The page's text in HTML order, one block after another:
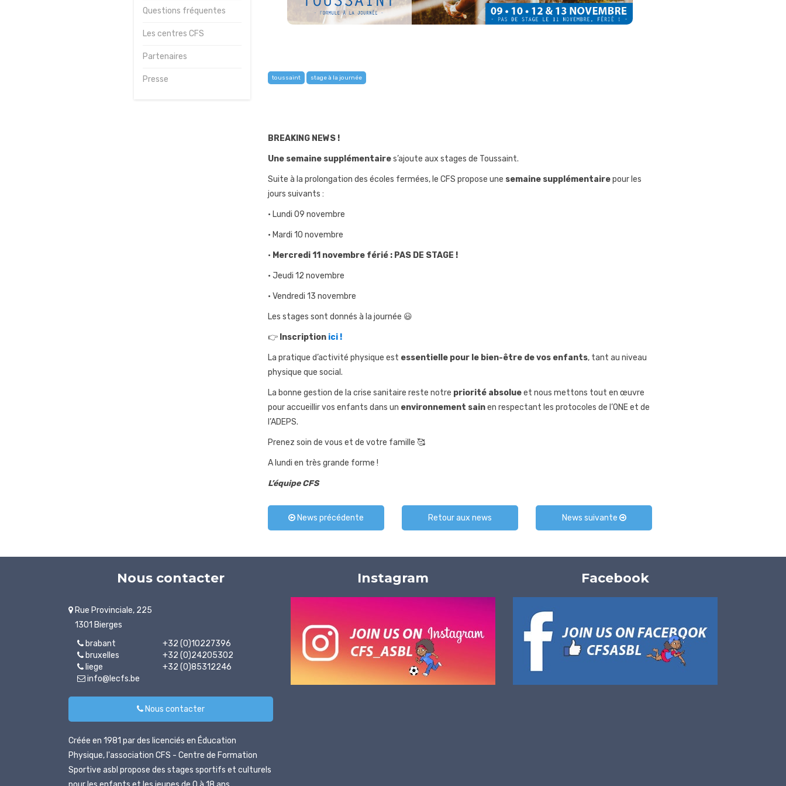
Questions fréquentes
Les centres CFS
Partenaires
Presse toussaint stage à la journée
BREAKING NEWS !
Une semaine supplémentaires’ajoute aux stages de Toussaint.
Suite à la prolongation des écoles fermées, le CFS propose une semaine supplémentairepour les
jours suivants :
• Lundi 09 novembre
• Mardi 10 novembre
• Mercredi 11 novembre férié : PAS DE STAGE !
• Jeudi 12 novembre
• Vendredi 13 novembre
Les stages sont donnés à la journée 😃
👉 Inscription ici !
La pratique d’activité physique est essentielle pour le bien-être de vos enfants, tant au niveau
physique que social.
La bonne gestion de la crise sanitaire reste notre priorité absolueet nous mettons tout en œuvre
pour accueillir vos enfants dans un environnement sainen respectant les protocoles de l’ONE et de
l’ADEPS.
Prenez soin de vous et de votre famille 🥰
A lundi en très grande forme !
L’équipe CFS
News précédente Retour aux news News suivante
Nous contacter
Rue Provinciale, 225
1301 Bierges
brabant
+32 (0)10227396
bruxelles
+32 (0)24205302
liege
+32 (0)85312246
info@lecfs.be
Nous contacter
Créée en 1981 par des licenciés en Éducation
Physique, l'association CFS - Centre de Formation
Sportive asbl propose des stages sportifs et culturels
Instagram Facebook